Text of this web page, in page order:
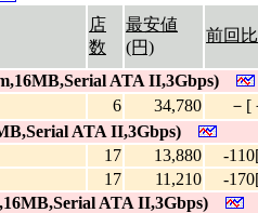
店
数
最安値
(円)
前回比
ATA II,3Gbps)
6 34,780
－[
ATA II,3Gbps)
17 13,880
-
17 11,210
-
ATA II,3Gbps)